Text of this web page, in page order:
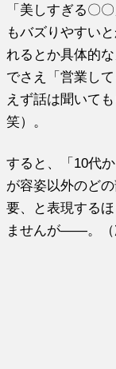
「美しすぎる〇
もバズりやすい
れるとか具体的
でさえ「営業し
えず話は聞いて
笑）。
すると、「10代
が容姿以外のど
要、と表現する
ませんが――。（